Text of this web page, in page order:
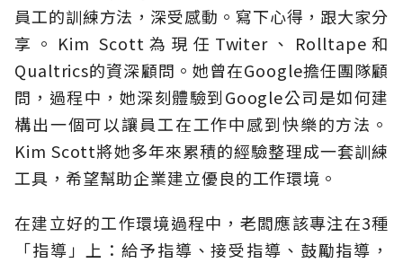
員工的訓練方法，深受感動。寫下心得，跟大家分
享。Kim Scott為現任Twiter、Rolltape和
Qualtrics的資深顧問。她曾在Google擔任團隊顧
問，過程中，她深刻體驗到Google公司是如何建
構出一個可以讓員工在工作中感到快樂的方法。
Kim Scott將她多年來累積的經驗整理成一套訓練
工具，希望幫助企業建立優良的工作環境。
在建立好的工作環境過程中，老闆應該專注在3種
「指導」上：給予指導、接受指導、鼓勵指導，